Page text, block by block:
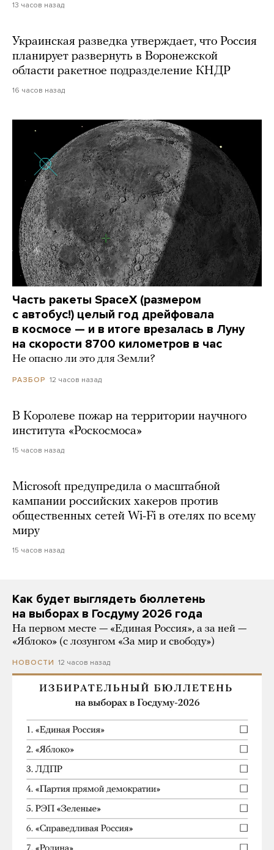
13 часов назад
Украинская разведка утверждает, что Россия
планирует развернуть в Воронежской
области ракетное подразделение КНДР
16 часов назад
Часть ракеты SpaceX (размером
с автобус!) целый год дрейфовала
в космосе — и в итоге врезалась в Луну
на скорости 8700 километров в час
Не опасно ли это для Земли?
РАЗБОР 12 часов назад
В Королеве пожар на территории научного
института «Роскосмоса»
15 часов назад
Microsoft предупредила о масштабной
кампании российских хакеров против
общественных сетей Wi-Fi в отелях по всему
миру
15 часов назад
Как будет выглядеть бюллетень
на выборах в Госдуму 2026 года
На первом месте — «Единая Россия», а за ней —
«Яблоко» (с лозунгом «За мир и свободу»)
НОВОСТИ 12 часов назад